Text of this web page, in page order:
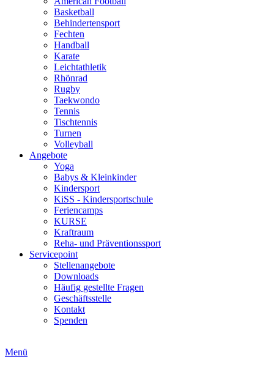
Basketball
Behindertensport
Fechten
Handball
Karate
Leichtathletik
Rhönrad
Rugby
Taekwondo
Tennis
Tischtennis
Turnen
Volleyball
Angebote
Yoga
Babys & Kleinkinder
Kindersport
KiSS - Kindersportschule
Feriencamps
KURSE
Kraftraum
Reha- und Präventionssport
Servicepoint
Stellenangebote
Downloads
Häufig gestellte Fragen
Geschäftsstelle
Kontakt
Spenden
Menü